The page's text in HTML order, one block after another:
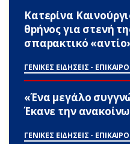
Κατερίνα
θpήνος για στενή
σπαpακτικό
ΓΕΝΙΚΕΣ ΕΙΔΗΣΕΙΣ -
«Ένα μεγάλο
Έκανε την
ΓΕΝΙΚΕΣ ΕΙΔΗΣΕΙΣ -